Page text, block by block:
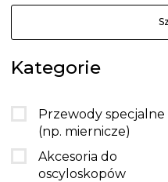
Kategorie
Przewody specjalne
(np. miernicze)
Akcesoria do
oscyloskopów